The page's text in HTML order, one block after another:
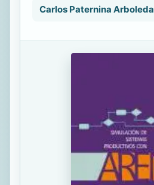
Carlos Paternina Arboleda